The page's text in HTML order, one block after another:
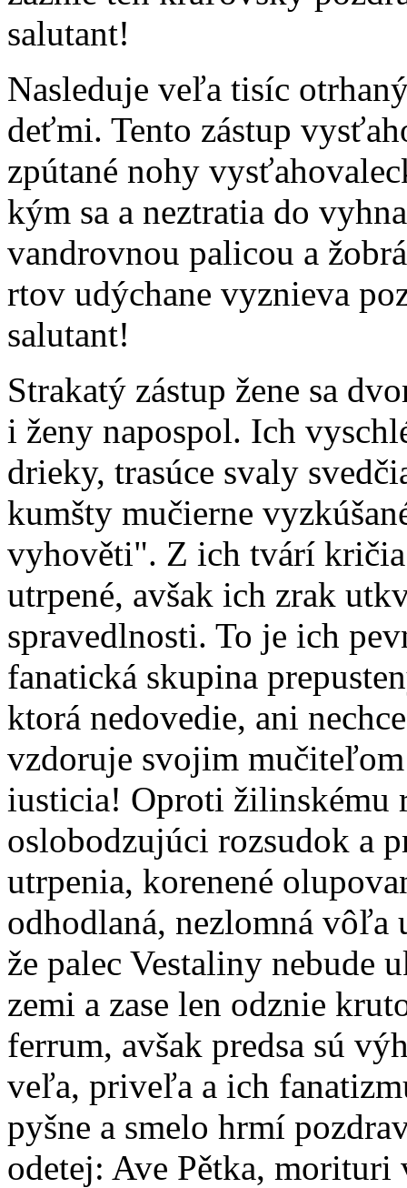
salutant!
Nasleduje veľa tisíc
deťmi. Tento zástup
zpútané nohy
kým sa a neztratia do
vandrovnou palicou a
rtov udýchane vyznieva
salutant!
Strakatý zástup žene sa
i ženy napospol. Ich
drieky, trasúce svaly
kumšty mučierne
vyhověti". Z ich tvárí
utrpené, avšak ich zrak
spravedlnosti. To je ich
fanatická skupina
ktorá nedovedie, ani
vzdoruje svojim
iusticia! Oproti žilinskému
oslobodzujúci rozsudok a
utrpenia, korenené
odhodlaná, nezlomná
že palec Vestaliny nebude
zemi a zase len odznie
ferrum, avšak predsa sú
veľa, priveľa a ich
pyšne a smelo hrmí
odetej: Ave Pětka, morituri